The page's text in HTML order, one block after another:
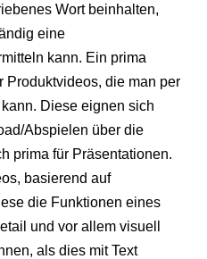
Wort beinhalten,
eine
kann. Ein prima
Produktvideos, die man per
Diese eignen sich
Abspielen über die
prima für Präsentationen.
basierend auf
die Funktionen eines
und vor allem visuell
als dies mit Text